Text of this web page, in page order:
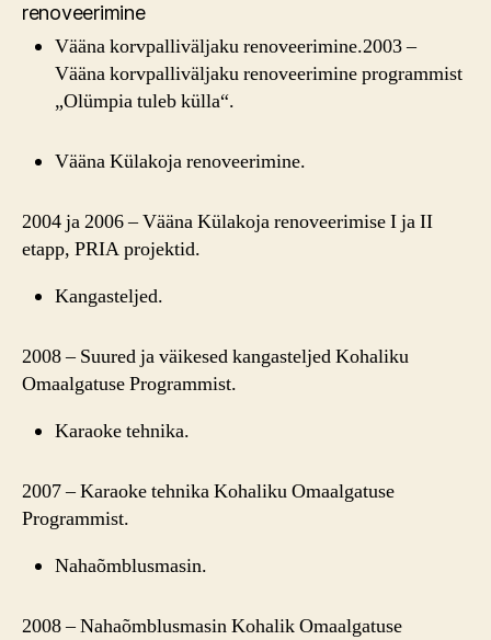
renoveerimine
Vääna korvpalliväljaku renoveerimine.2003 –
Vääna korvpalliväljaku renoveerimine programmist
„Olümpia tuleb külla“.
Vääna Külakoja renoveerimine.
2004 ja 2006 – Vääna Külakoja renoveerimise I ja II
etapp, PRIA projektid.
Kangasteljed.
2008 – Suured ja väikesed kangasteljed Kohaliku
Omaalgatuse Programmist.
Karaoke tehnika.
2007 – Karaoke tehnika Kohaliku Omaalgatuse
Programmist.
Nahaõmblusmasin.
2008 – Nahaõmblusmasin Kohalik Omaalgatuse